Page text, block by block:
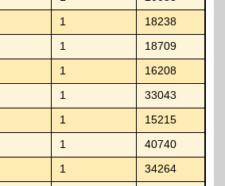
1 18238
1 18709
1 16208
1 33043
1 15215
1 40740
1 34264